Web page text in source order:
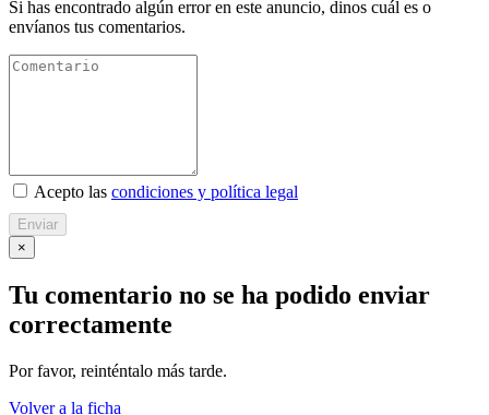
Si has encontrado algún error en este anuncio, dinos cuál es o
envíanos tus comentarios.
Acepto las condiciones y política legal
Enviar
×
Tu comentario no se ha podido enviar
correctamente
Por favor, reinténtalo más tarde.
Volver a la ficha